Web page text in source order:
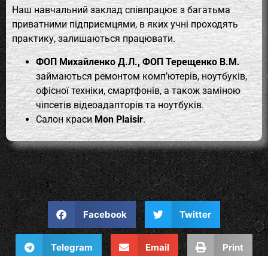
Наш навчальний заклад співпрацює з багатьма
приватними підприємцями, в яких учні проходять
практику, залишаються працювати.
ФОП Михайленко Д.Л., ФОП Терещенко В.М.
займаються ремонтом комп’ютерів, ноутбуків,
офісної техніки, смартфонів, а також заміною
чіпсетів відеоадапторів та ноутбуків.
Салон красиMon Plaisir.
Facebook Twitter
Telegram Email Print